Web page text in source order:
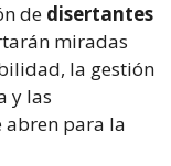
de disertantes
miradas
la gestión
y las
para la